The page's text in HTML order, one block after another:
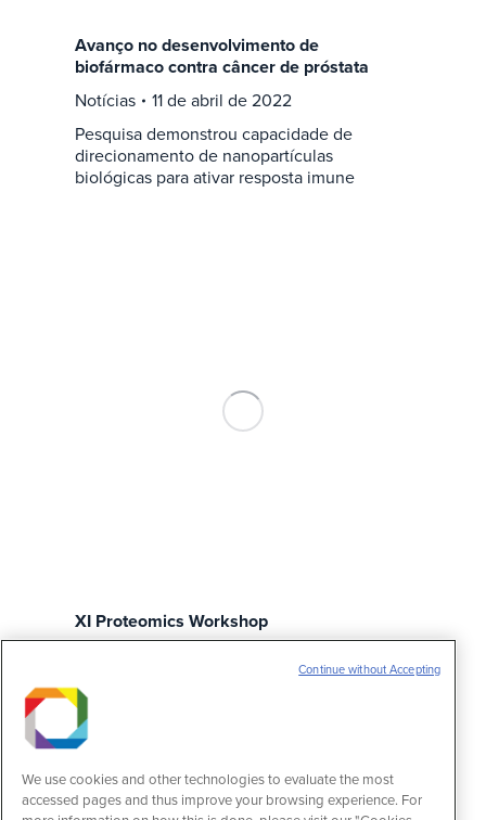
Avanço no desenvolvimento de
biofármaco contra câncer de próstata
Notícias
11 de abril de 2022
Pesquisa demonstrou capacidade de
direcionamento de nanopartículas
biológicas para ativar resposta imune
XI Proteomics Workshop
Informações Data: 16/11/2022 – 09:00:00
Fim: 18/11/2022 – 18:00:00 Onde: CNPEM –
Rua Giuseppe Máximo Scolfaro, 10.000 –
Campinas, SÃO PAULO 13280000 Brazil –
Telefone: 19 35121267 Detalhes Proteomics
Workshop promotes and disseminates
We use cookies and other technologies to evaluate the most
accessed pages and thus improve your browsing experience. For
Continue without Accepting